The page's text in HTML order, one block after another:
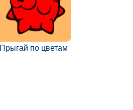
Прыгай по цветам